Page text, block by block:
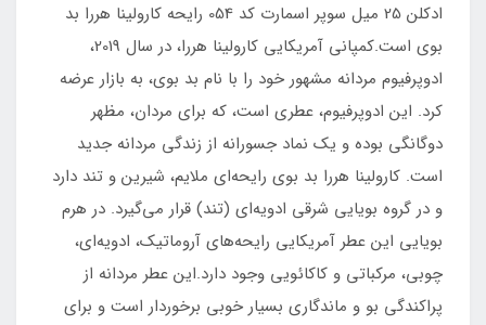
ادکلن 25 میل سوپر اسمارت کد 054 رایحه کارولینا هررا بد
بوی است.کمپانی آمریکایی کارولینا هررا، در سال 2019،
ادوپرفیوم مردانه مشهور خود را با نام بد بوی، به بازار عرضه
کرد. این ادوپرفیوم، عطری است، که برای مردان، مظهر
دوگانگی بوده و یک نماد جسورانه از زندگی مردانه جدید
است. کارولینا هررا بد بوی رایحه‌ای ملایم، شیرین و تند دارد
و در گروه بویایی شرقی ادویه‌ای (تند) قرار می‌گیرد. در هرم
بویایی این عطر آمریکایی رایحه‌های آروماتیک، ادویه‌ای،
چوبی، مرکباتی و کاکائویی وجود دارد.این عطر مردانه از
پراکندگی بو و ماندگاری بسیار خوبی برخوردار است و برای